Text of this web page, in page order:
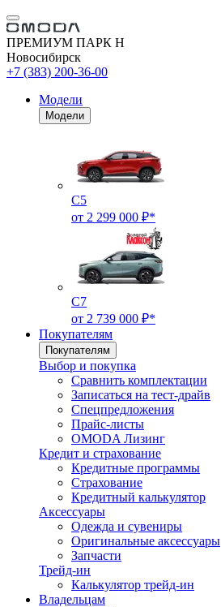
ПРЕМИУМ ПАРК Н
Новосибирск
+7 (383) 200-36-00
Модели
Модели
C5
от 2 299 000 ₽*
C7
от 2 739 000 ₽*
Покупателям
Покупателям
Выбор и покупка
Сравнить комплектации
Записаться на тест-драйв
Cпецпредложения
Прайс-листы
OMODA Лизинг
Кредит и страхование
Кредитные программы
Страхование
Кредитный калькулятор
Аксессуары
Одежда и сувениры
Оригинальные аксессуары
Запчасти
Трейд-ин
Калькулятор трейд-ин
Владельцам